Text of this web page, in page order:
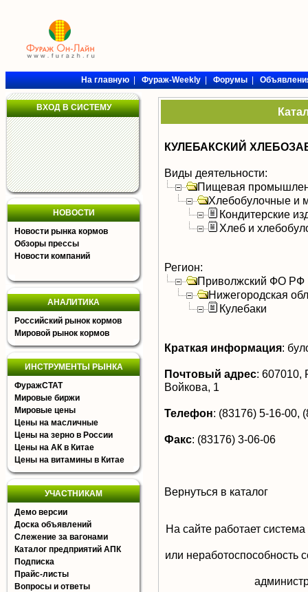
На главную|Фураж-Weekly|Форумы|
ВХОД В СИСТЕМУ
НОВОСТИ
Новости рынка кормов
Обзоры прессы
Новости компаний
АНАЛИТИКА
Российский рынок кормов
Мировой рынок кормов
ИНСТРУМЕНТЫ РЫНКА
ФуражСТАТ
Мировые биржи
Мировые цены
Цены на масличные
Цены на зерно в России
Цены на АК в Китае
Цены на витамины в Китае
УЧАСТНИКАМ
Демо версии
Доска объявлений
Слежение за вагонами
Каталог предприятий АПК
Подписка
Прайс-листы
Вопросы и ответы
КУЛЕБАКСКИЙ
Виды деятельности:
Пищевая
Хлебобулочные и
Кондитерские
Хлеб и
Регион:
Приволжский ФО РФ
Нижегородская
Кулебаки
Краткая информация:
Почтовый адрес: 607010,
Войкова, 1
Телефон: (83176) 5-16-00,
Факс: (83176) 3-06-06
Вернуться в каталог
На сайте работает
или неработоспособность